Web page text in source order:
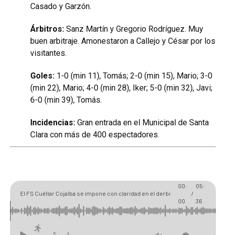
Casado y Garzón.
Árbitros: Sanz Martín y Gregorio Rodríguez. Muy
buen arbitraje. Amonestaron a Callejo y César por los
visitantes.
Goles: 1-0 (min 11), Tomás; 2-0 (min 15), Mario; 3-0
(min 22), Mario; 4-0 (min 28), Iker; 5-0 (min 32), Javi;
6-0 (min 39), Tomás.
Incidencias: Gran entrada en el Municipal de Santa
Clara con más de 400 espectadores.
El FS Cuéllar Cojalba se impone con claridad en el derbi
segoviano ante Segosala
00:
00
/
05:
36